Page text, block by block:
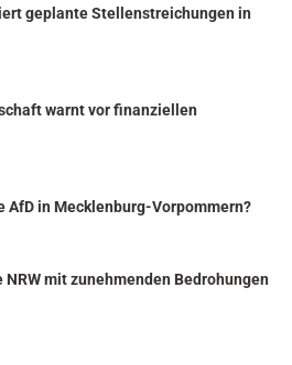
geplante Stellenstreichungen in
warnt vor finanziellen
AfD in Mecklenburg-Vorpommern?
mit zunehmenden Bedrohungen